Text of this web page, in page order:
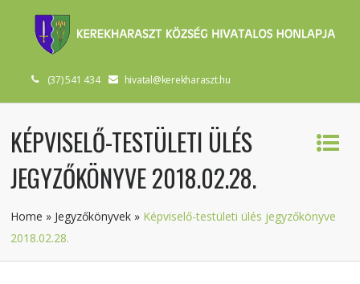
(37) 541 434 hivatal@kerekharaszt.hu
KÉPVISELŐ-TESTÜLETI ÜLÉS
JEGYZŐKÖNYVE 2018.02.28.
Home » Jegyzőkönyvek » Képviselő-testületi ülés jegyzőkönyve
2018.02.28.